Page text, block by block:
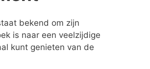
bekend om zijn
is naar een veelzijdige
kunt genieten van de